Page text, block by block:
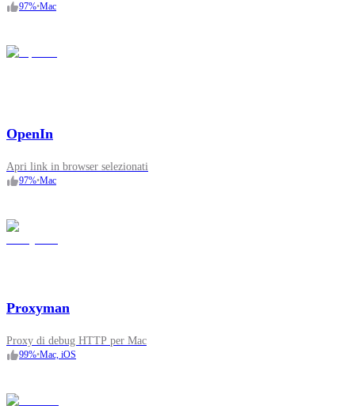
97%•Mac
OpenIn
Apri link in browser selezionati
97%•Mac
Proxyman
Proxy di debug HTTP per Mac
99%•Mac, iOS